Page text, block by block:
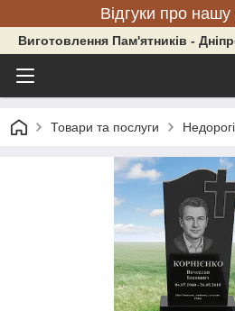
Відгуки про
Виготовлення Пам'ятників -
Товари та послуги Недорогі